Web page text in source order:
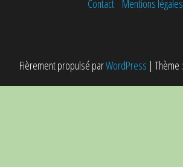
Contact Mentions légales
Fièrement propulsé parWordPress | Thème :